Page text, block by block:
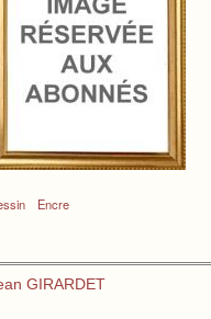
Encre
GIRARDET